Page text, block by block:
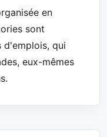
en
sont
d'emplois, qui
eux-mêmes